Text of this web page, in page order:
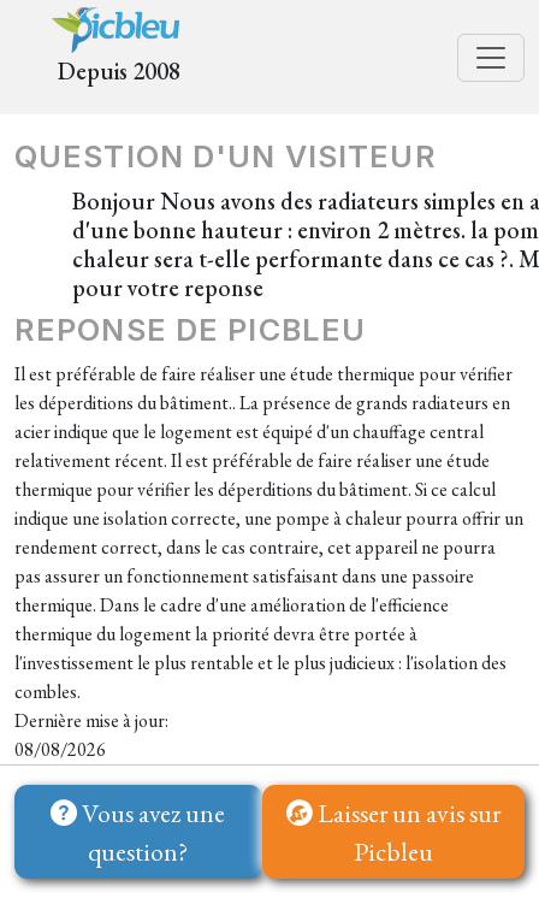
Depuis 2008
QUESTION D'UN VISITEUR
Bonjour Nous avons des radiateurs simples en
d'une bonne hauteur : environ 2 mètres. la
chaleur sera t-elle performante dans ce cas ?.
pour votre reponse
REPONSE DE PICBLEU
Il est préférable de faire réaliser une étude thermique pour vérifier
les déperditions du bâtiment.. La présence de grands radiateurs en
acier indique que le logement est équipé d'un chauffage central
relativement récent. Il est préférable de faire réaliser une étude
thermique pour vérifier les déperditions du bâtiment. Si ce calcul
indique une isolation correcte, une pompe à chaleur pourra offrir un
rendement correct, dans le cas contraire, cet appareil ne pourra
pas assurer un fonctionnement satisfaisant dans une passoire
thermique. Dans le cadre d'une amélioration de l'efficience
thermique du logement la priorité devra être portée à
l'investissement le plus rentable et le plus judicieux : l'isolation des
combles.
Dernière mise à jour:
08/08/2026
Vous avez une
question?
Laisser un avis sur
Picbleu